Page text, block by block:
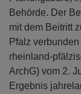
Behörde. Der
mit dem Beitritt
Pfalz
rheinland-
ArchG) vom 2.
Ergebnis